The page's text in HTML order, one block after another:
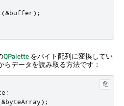
(&buffer);
QPaletteをバイト配列に変換してい
らデータを読み取る方法です：
;
&byteArray);